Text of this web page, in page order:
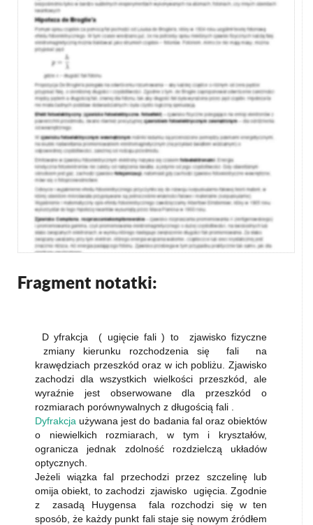
Fragment notatki:
D yfrakcja ( ugięcie fali ) to zjawisko fizyczne
zmiany kierunku rozchodzenia się fali na
krawędziach przeszkód oraz w ich pobliżu. Zjawisko
zachodzi dla wszystkich wielkości przeszkód, ale
wyraźnie jest obserwowane dla przeszkód o
rozmiarach porównywalnych z długością fali .
Dyfrakcja używana jest do badania fal oraz obiektów
o niewielkich rozmiarach, w tym i kryształów,
ogranicza jednak zdolność rozdzielczą układów
optycznych.
Jeżeli wiązka fal przechodzi przez szczelinę lub
omija obiekt, to zachodzi zjawisko ugięcia. Zgodnie
z zasadą Huygensa fala rozchodzi się w ten
sposób, że każdy punkt fali staje się nowym źródłem